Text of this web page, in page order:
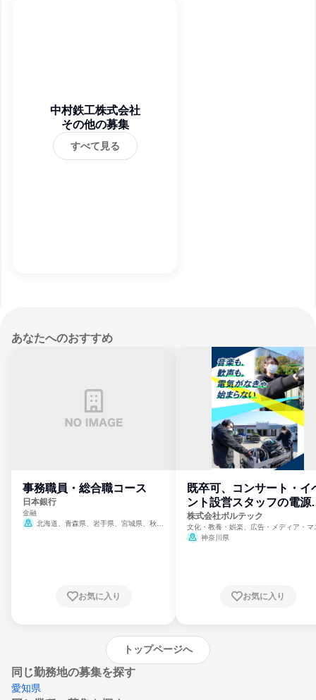
中村鉄工株式会社
その他の募集
すべて見る
あなたへのおすすめ
事務職員・総合職コース
日本銀行
金融
北海道、青森県、岩手県、宮城県、秋田
崎県、熊本県、大分県、宮崎県、鹿児島県、
お気に入り
既卒可、コンサート・イ
ント設営スタッフの電源
門
株式会社ボルテック
文化・教養・娯楽、広告・メディア・マ
ミ、電力・ガス・水道・エネルギー
神奈川県
お気に入り
トップページへ
同じ勤務地の募集を探す
愛知県